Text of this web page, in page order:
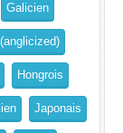
Galicien
Hongrois
Japonais